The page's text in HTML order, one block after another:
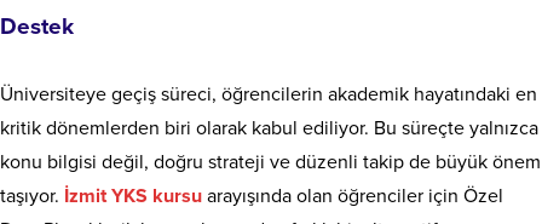
Destek
Üniversiteye geçiş süreci, öğrencilerin akademik hayatındaki en
kritik dönemlerden biri olarak kabul ediliyor. Bu süreçte yalnızca
konu bilgisi değil, doğru strateji ve düzenli takip de büyük önem
taşıyor. İzmit YKS kursu arayışında olan öğrenciler için Özel